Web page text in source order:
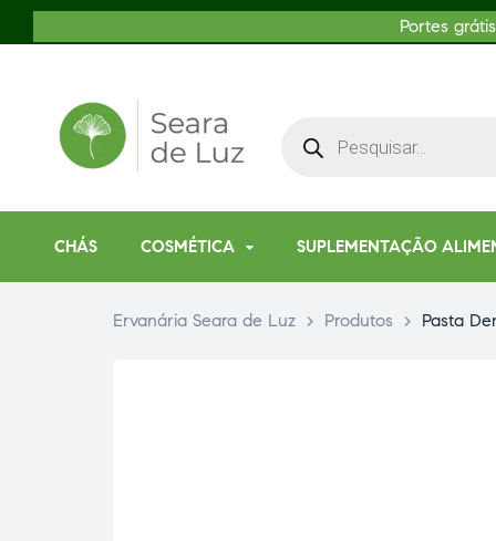
Portes
CHÁS COSMÉTICA SUPLEMENTAÇÃO
Ervanária Seara de Luz > Produtos > Pasta